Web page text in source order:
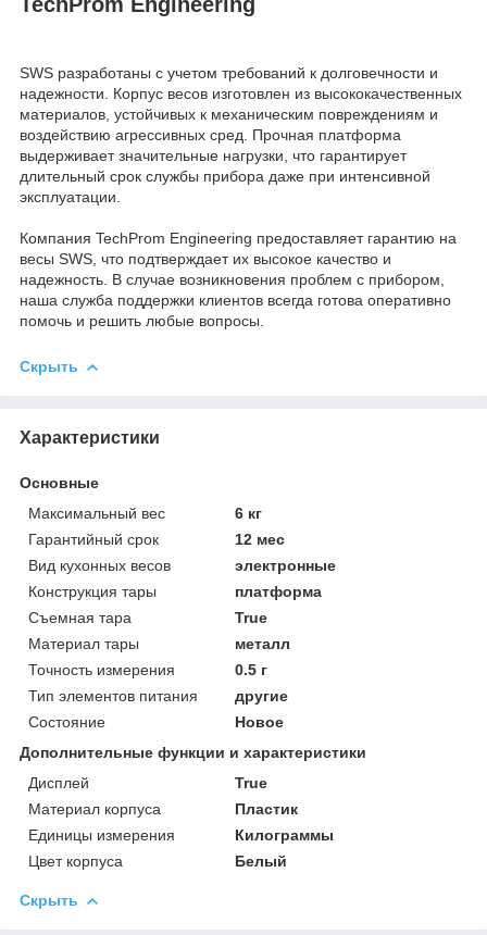
TechProm Engineering
SWS разработаны с учетом требований к долговечности и
надежности. Корпус весов изготовлен из высококачественных
материалов, устойчивых к механическим повреждениям и
воздействию агрессивных сред. Прочная платформа
выдерживает значительные нагрузки, что гарантирует
длительный срок службы прибора даже при интенсивной
эксплуатации.
Компания TechProm Engineering предоставляет гарантию на
весы SWS, что подтверждает их высокое качество и
надежность. В случае возникновения проблем с прибором,
наша служба поддержки клиентов всегда готова оперативно
помочь и решить любые вопросы.
Скрыть
Характеристики
Основные
Максимальный вес
6 кг
Гарантийный срок
12 мес
Вид кухонных весов
электронные
Конструкция тары
платформа
Съемная тара
True
Материал тары
металл
Точность измерения
0.5 г
Тип элементов питания
другие
Состояние
Новое
Дополнительные функции и характеристики
Дисплей
True
Материал корпуса
Пластик
Единицы измерения
Килограммы
Цвет корпуса
Белый
Скрыть